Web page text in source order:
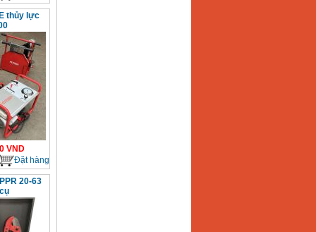
thủy lực
VND
Đặt hàng
20-63